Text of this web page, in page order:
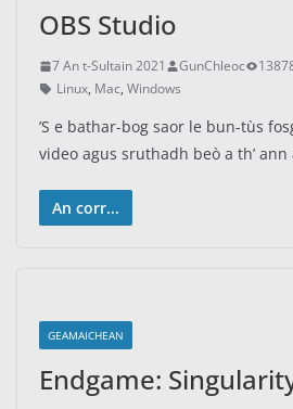
OBS Studio
7 An t-Sultain 2021 GunChleoc
Linux, Mac, Windows
’S e bathar-bog saor le bun-tùs
video agus sruthadh beò a th’ ann
An corr...
GEAMAICHEAN
Endgame: